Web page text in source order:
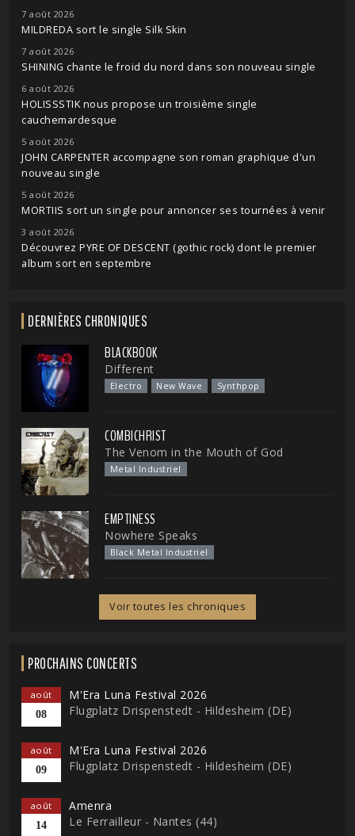
7 août 2026
MILDREDA sort le single Silk Skin
7 août 2026
SHINING chante le froid du nord dans son nouveau single
6 août 2026
HOLISSSTIK nous propose un troisième single
cauchemardesque
5 août 2026
JOHN CARPENTER accompagne son roman graphique d'un
nouveau single
5 août 2026
MORTIIS sort un single pour annoncer ses tournées à venir
3 août 2026
Découvrez PYRE OF DESCENT (gothic rock) dont le premier
album sort en septembre
DERNIÈRES CHRONIQUES
BLACKBOOK
Different
Electro New Wave Synthpop
COMBICHRIST
The Venom in the Mouth of God
Metal Industriel
EMPTINESS
Nowhere Speaks
Black Metal Industriel
Voir toutes les chroniques
PROCHAINS CONCERTS
août
08
M'Era Luna Festival 2026
Flugplatz Drispenstedt - Hildesheim (DE)
août
09
M'Era Luna Festival 2026
Flugplatz Drispenstedt - Hildesheim (DE)
août
14
Amenra
Le Ferrailleur - Nantes (44)